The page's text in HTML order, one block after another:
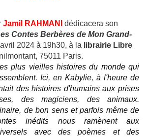
Jamil RAHMANI
dédicacera son
Contes Berbères de Mon Grand-
2024 à 19h30, à la librairie Libre
75011 Paris.
plus vieilles histoires du monde qui
Ici, en Kabylie, à l'heure de
des histoires d'humains aux prises
des magiciens, des animaux.
de bon sens et parfois même de
inédits nous ramènent aux
avec des poèmes et des